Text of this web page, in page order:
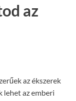
az
az ékszerek
lehet az emberi